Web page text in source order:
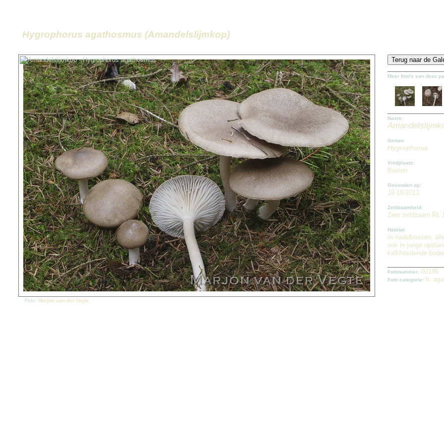
Hygrophorus agathosmus (Amandelslijmkop)
Foto: Marjon van der Vegte
Meer foto's van deze
Naam:
Genus:
Hygrophorus
Vindplaats:
Buinen
Gevonden op:
19-10-2013
Zeldzaamheid:
Zeer zeldzaam RL 1
Habitat:
In naaldbossen,
ook in jonge
kalkhoudende
Fotonummer: 02195
Foto categorie: h.